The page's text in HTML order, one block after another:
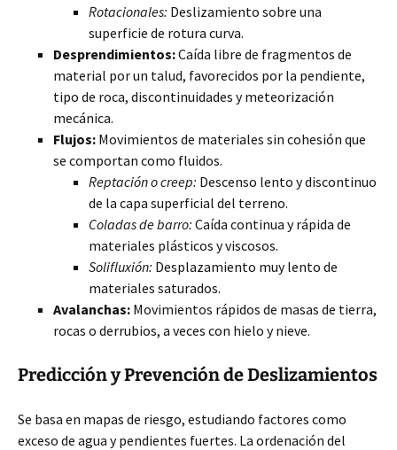
Rotacionales: Deslizamiento sobre una
superficie de rotura curva.
Desprendimientos:Caída libre de fragmentos de
material por un talud, favorecidos por la pendiente,
tipo de roca, discontinuidades y meteorización
mecánica.
Flujos: Movimientos de materiales sin cohesión que
se comportan como fluidos.
Reptación o creep: Descenso lento y discontinuo
de la capa superficial del terreno.
Coladas de barro: Caída continua y rápida de
materiales plásticos y viscosos.
Solifluxión: Desplazamiento muy lento de
materiales saturados.
Avalanchas: Movimientos rápidos de masas de tierra,
rocas o derrubios, a veces con hielo y nieve.
Predicción y Prevención de Deslizamientos
Se basa en mapas de riesgo, estudiando factores como
exceso de agua y pendientes fuertes. La ordenación del